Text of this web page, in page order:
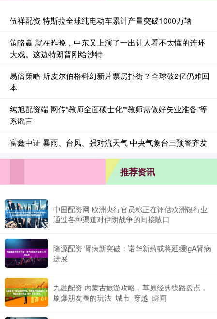
伍祥配资 特斯拉全球纯电动车累计产量突破1000万辆
策略赢 就在昨晚，中东又上演了一出让人看不太懂的连环
大戏。这边特朗普刚给沙特
易倍策略 斯皮尔伯格科幻新片票房扑街？全球破2亿仍难回
本
纯旭配资端 网传“教师全面硕士化”“教师需做好失业准备”等
系谣言
富鑫中证 暴雨、台风、强对流天气 中央气象台三预警齐发
推荐资讯
中国配资网 欧洲央行官员称正在评估欧洲银行业
通过各种渠道对伊朗战争的间接敞口
隆源配资 肾病新突破：诺华新药或将延缓IgA肾病
进展
九融配资 内蒙古旅游攻略，草原经典线路盘点，
刷爆朋友圈的玩法_城市_穿越_瞬间